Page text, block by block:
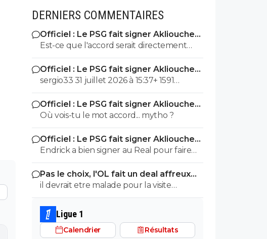
DERNIERS COMMENTAIRES
Officiel : Le PSG fait signer Akliouche
pour 50 ME
Est-ce que l'accord serait directement
passé entre le PSG et Vinicius... mytho ?
Officiel : Le PSG fait signer Akliouche
pour 50 ME
sergio33 31 juillet 2026 à 15:37+ 1591
Vinicius n'a pas besoin d'envoyer de
messages au PSG. Il y a déjà un accord qui
fait que Vinicius va bientôt débarquer au
PSG. C'est la surprise de l'été de Nasser
pour les supporters parisiens et pour avoir
sa grande page publicitaire pour le Qatar.
Ça va "Pinocchio" , ton père doit s appeler
Gérard Lopez ?!
Officiel : Le PSG fait signer Akliouche
pour 50 ME
Où vois-tu le mot accord... mytho ?
Officiel : Le PSG fait signer Akliouche
pour 50 ME
Endrick a bien signer au Real pour faire
briller le banc des remplaçants, ça n a pas
l air de te déranger ?!
Pas le choix, l'OL fait un deal affreux
avec Getafe
il devrait etre malade pour la visite
medicale
Ligue 1
Calendrier Résultats